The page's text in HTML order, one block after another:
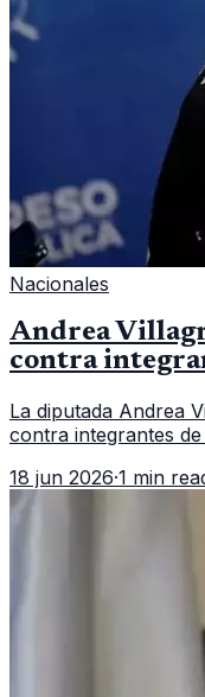
Nacionales
Andrea
contra
La diputada Andrea
contra integrantes
18 jun 2026·1 min